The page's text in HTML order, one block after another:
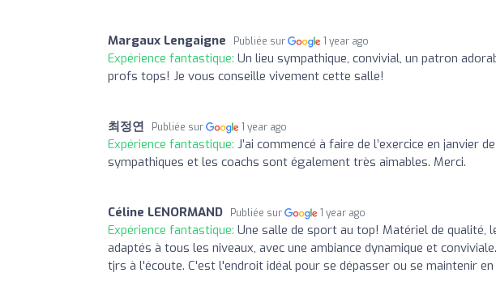
Margaux Lengaigne Publiée sur 1 year ago
Expérience fantastique: Un lieu sympathique, convivial, un patron
profs tops! Je vous conseille vivement cette salle!
최정연 Publiée sur 1 year ago
Expérience fantastique: J’ai commencé à faire de l’exercice en janvier
sympathiques et les coachs sont également très aimables. Merci.
Céline LENORMAND Publiée sur 1 year ago
Expérience fantastique: Une salle de sport au top! Matériel de
adaptés à tous les niveaux, avec une ambiance dynamique et
tjrs à l'écoute. C'est l'endroit idéal pour se dépasser ou se maintenir